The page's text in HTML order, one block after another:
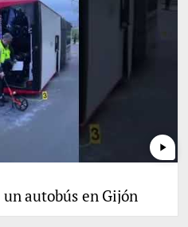
play_arrow
autobús en Gijón